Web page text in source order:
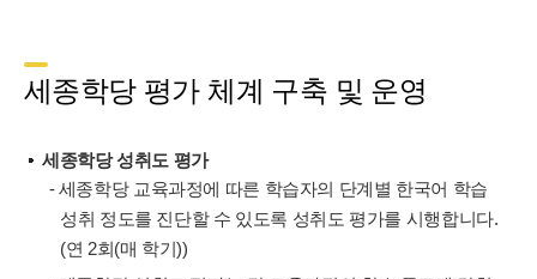
세종학당 평가 체계 구축 및 운영
세종학당 성취도 평가
- 세종학당 교육과정에 따른 학습자의 단계별 한국어 학습
성취 정도를 진단할 수 있도록 성취도 평가를 시행합니다.
(연 2회(매 학기))